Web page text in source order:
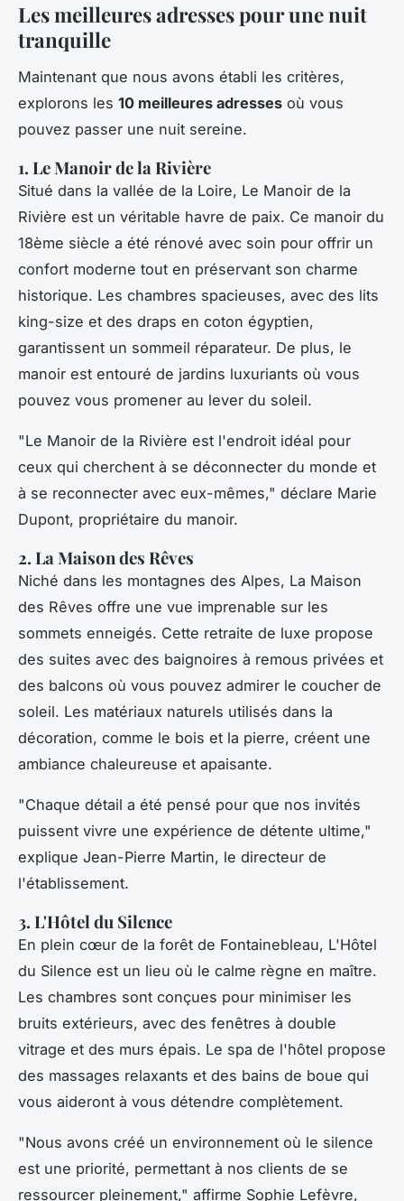
Les meilleures adresses pour une nuit
tranquille
Maintenant que nous avons établi les critères,
explorons les 10 meilleures adresses où vous
pouvez passer une nuit sereine.
1. Le Manoir de la Rivière
Situé dans la vallée de la Loire, Le Manoir de la
Rivière est un véritable havre de paix. Ce manoir du
18ème siècle a été rénové avec soin pour offrir un
confort moderne tout en préservant son charme
historique. Les chambres spacieuses, avec des lits
king-size et des draps en coton égyptien,
garantissent un sommeil réparateur. De plus, le
manoir est entouré de jardins luxuriants où vous
pouvez vous promener au lever du soleil.
"Le Manoir de la Rivière est l'endroit idéal pour
ceux qui cherchent à se déconnecter du monde et
à se reconnecter avec eux-mêmes," déclare Marie
Dupont, propriétaire du manoir.
2. La Maison des Rêves
Niché dans les montagnes des Alpes, La Maison
des Rêves offre une vue imprenable sur les
sommets enneigés. Cette retraite de luxe propose
des suites avec des baignoires à remous privées et
des balcons où vous pouvez admirer le coucher de
soleil. Les matériaux naturels utilisés dans la
décoration, comme le bois et la pierre, créent une
ambiance chaleureuse et apaisante.
"Chaque détail a été pensé pour que nos invités
puissent vivre une expérience de détente ultime,"
explique Jean-Pierre Martin, le directeur de
l'établissement.
3. L'Hôtel du Silence
En plein cœur de la forêt de Fontainebleau, L'Hôtel
du Silence est un lieu où le calme règne en maître.
Les chambres sont conçues pour minimiser les
bruits extérieurs, avec des fenêtres à double
vitrage et des murs épais. Le spa de l'hôtel propose
des massages relaxants et des bains de boue qui
vous aideront à vous détendre complètement.
"Nous avons créé un environnement où le silence
est une priorité, permettant à nos clients de se
ressourcer pleinement," affirme Sophie Lefèvre,